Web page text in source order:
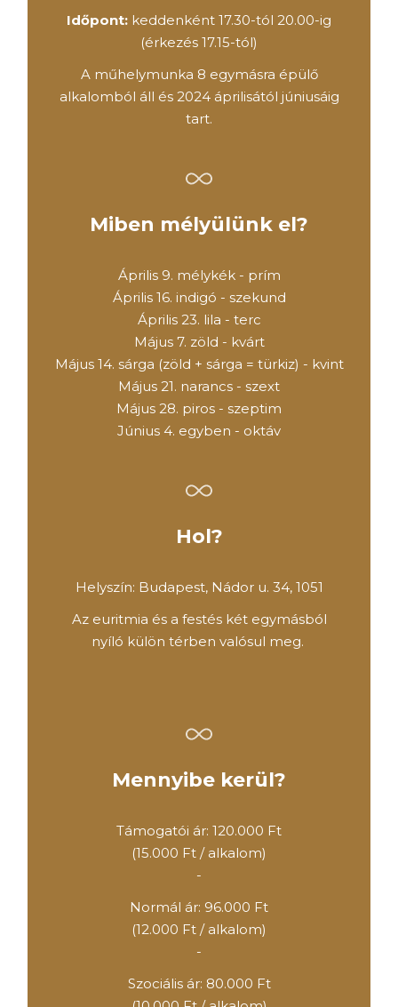
Időpont: keddenként 17.30-tól 20.00-ig
(érkezés 17.15-tól)
A műhelymunka 8 egymásra épülő
alkalomból áll és 2024 áprilisától júniusáig
tart.
Miben mélyülünk el?
Április 9. mélykék - prím
Április 16. indigó - szekund
Április 23. lila - terc
Május 7. zöld - kvárt
Május 14. sárga (zöld + sárga = türkiz) - kvint
Május 21. narancs - szext
Május 28. piros - szeptim
Június 4. egyben - oktáv
Hol?
Helyszín: Budapest, Nádor u. 34, 1051
Az euritmia és a festés két egymásból
nyíló külön térben valósul meg.
Mennyibe kerül?
Támogatói ár: 120.000 Ft
(15.000 Ft / alkalom)
-
Normál ár: 96.000 Ft
(12.000 Ft / alkalom)
-
Szociális ár: 80.000 Ft